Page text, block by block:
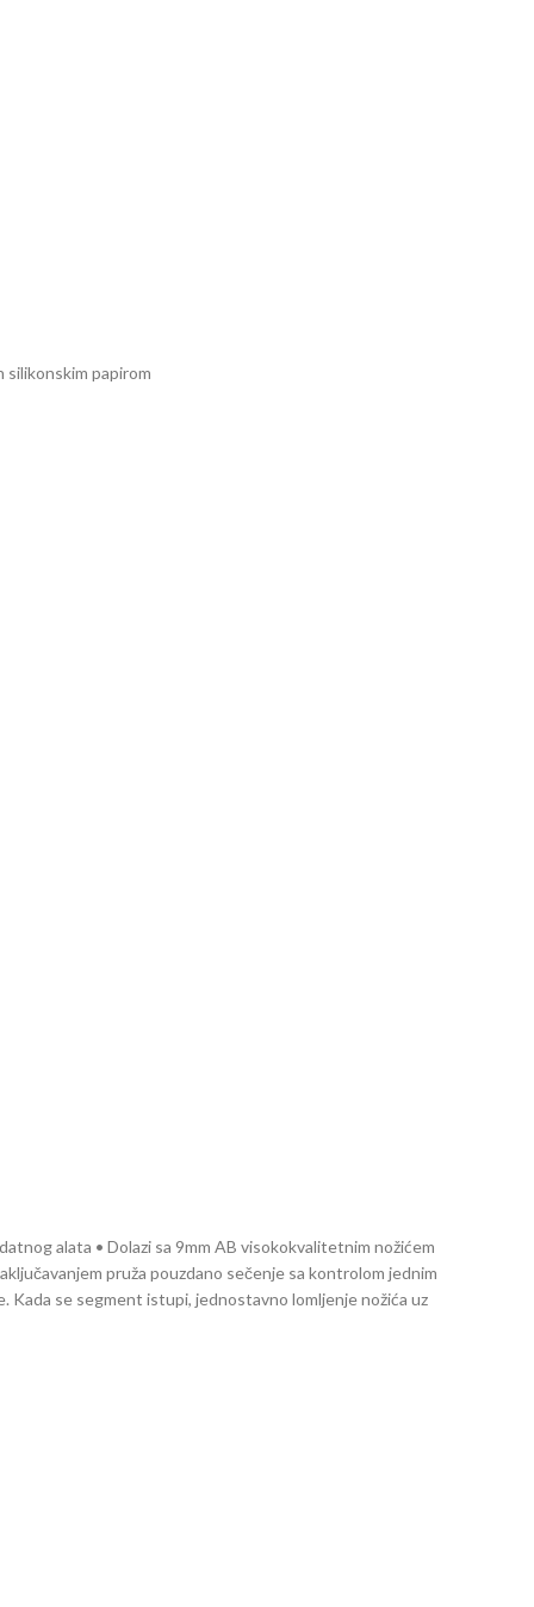
papirom
alata • Dolazi sa 9mm AB visokokvalitetnim nožićem
pruža pouzdano sečenje sa kontrolom jednim
Kada se segment istupi, jednostavno lomljenje nožića uz